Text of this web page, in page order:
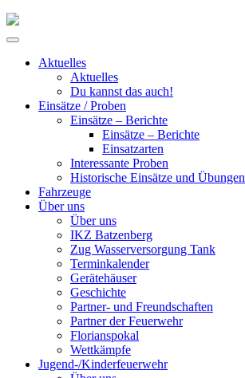
Skip
Primary
Aktuelles
Aktuelles
Du kannst das auch!
Einsätze / Proben
Einsätze – Berichte
Einsätze – Berichte
Einsatzarten
Interessante Proben
Historische Einsätze und Übungen
Fahrzeuge
Über uns
Über uns
IKZ Batzenberg
Zug Wasserversorgung Tank
Terminkalender
Gerätehäuser
Geschichte
Partner- und Freundschaften
Partner der Feuerwehr
Florianspokal
Wettkämpfe
Jugend-/Kinderfeuerwehr